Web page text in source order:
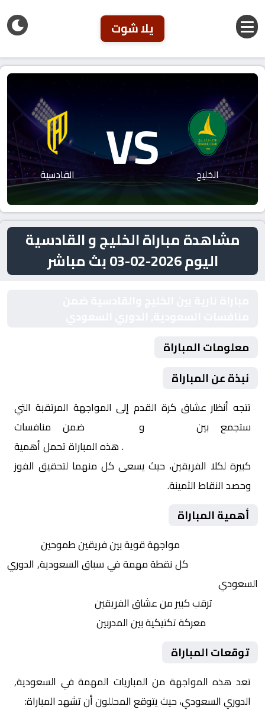
يلا شوت
الخليج VS القادسية
مشاهدة مباراة الخليج و القادسية
اليوم 2026-02-03 بث مباشر
معلومات المباراة
نبذة عن المباراة
تتجه أنظار عشاق كرة القدم إلى المواجهة المرتقبة التي
ستجمع بين
و
ضمن منافسات
. هذه المباراة تحمل أهمية
كبيرة لكلا الفريقين، حيث يسعى كل منهما لتحقيق الفوز
وحصد النقاط الثمينة.
أهمية المباراة
مواجهة قوية بين فريقين طموحين
كل نقطة مهمة في سباق السعودية, الدوري
السعودي
ترقب كبير من عشاق الفريقين
معركة تكتيكية بين المدربين
توقعات المباراة
تعد هذه المواجهة من المباريات المهمة في السعودية,
الدوري السعودي، حيث يتوقع المحللون أن تشهد المباراة: